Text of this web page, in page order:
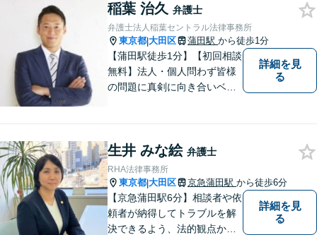
な方はお気軽にお声掛けくだ
さい。【電話・メール相談
可】
稲葉 治久 弁護士
弁護士法人稲葉セントラル法律事務所
東京都|大田区 蒲田駅 から徒歩1分
【蒲田駅徒歩1分】【初回相談
無料】法人・個人問わず皆様
の問題に真剣に向き合いベス
詳細を見
る
生井 みな絵 弁護士
RHA法律事務所
東京都|大田区 京急蒲田駅 から徒歩6分
【京急蒲田駅6分】相談者や依
頼者が納得してトラブルを解
決できるよう、法的観点から
詳細を見
る